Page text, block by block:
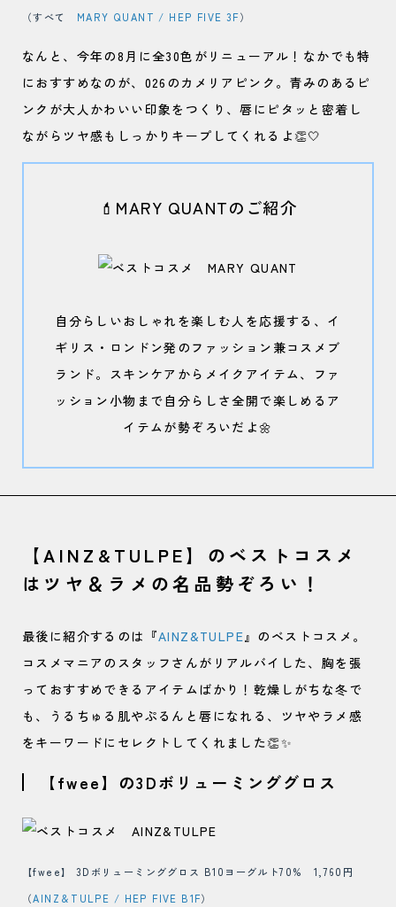
（すべて MARY QUANT / HEP FIVE 3F）
なんと、今年の8月に全30色がリニューアル！なかでも特
におすすめなのが、026のカメリアピンク。青みのあるピ
ンクが大人かわいい印象をつくり、唇にピタッと密着し
ながらツヤ感もしっかりキープしてくれるよ👏🤍
💄MARY QUANTのご紹介
自分らしいおしゃれを楽しむ人を応援する、イ
ギリス・ロンドン発のファッション兼コスメブ
ランド。スキンケアからメイクアイテム、ファ
ッション小物まで自分らしさ全開で楽しめるア
イテムが勢ぞろいだよ🌼
【AINZ&TULPE】のベストコスメ
はツヤ＆ラメの名品勢ぞろい！
最後に紹介するのは『AINZ&TULPE 』のベストコスメ。
コスメマニアのスタッフさんがリアルバイした、胸を張
っておすすめできるアイテムばかり！乾燥しがちな冬で
も、うるちゅる肌やぷるんと唇になれる、ツヤやラメ感
をキーワードにセレクトしてくれました👏✨
【fwee】の3Dボリューミンググロス
【fwee】 3Dボリューミンググロス B10ヨーグルト70% 1,760円
（AINZ＆TULPE / HEP FIVE B1F）